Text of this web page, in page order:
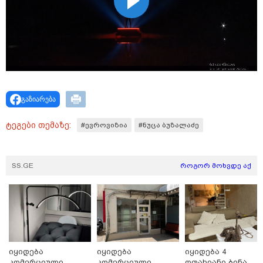
Tower Group და BREEAM - ხარისხის საერთაშორისო
გაზიარება
ტეგები თემაზე: #ევროვიზია #ნუცა ბუზალაძე
SS.GE როგორ მოხვდე აქ
იყიდება
იყიდება
იყიდება 4